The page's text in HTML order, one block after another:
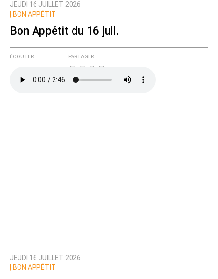
Prévenez-moi de tous les nouveaux commentaires
JEUDI 16 JUILLET 2026
BON APPÉTIT
Bon Appétit du 16 juil.
ÉCOUTER PARTAGER
JEUDI 16 JUILLET 2026
BON APPÉTIT